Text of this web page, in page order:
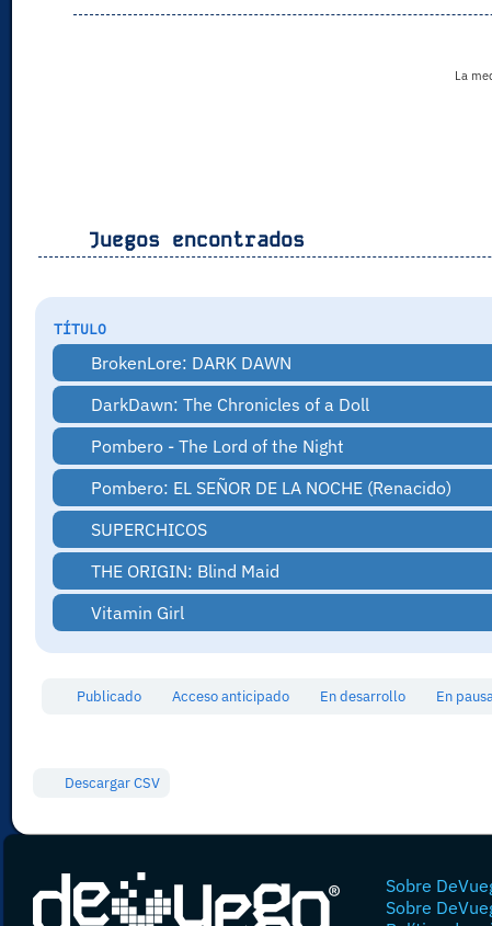
La
Juegos encontrados
TÍTULO
BrokenLore: DARK DAWN
DarkDawn: The Chronicles of a Doll
Pombero - The Lord of the Night
Pombero: EL SEÑOR DE LA NOCHE (Renacido)
SUPERCHICOS
THE ORIGIN: Blind Maid
Vitamin Girl
Publicado Acceso anticipado En desarrollo En
Descargar CSV
Sobre
Sobre